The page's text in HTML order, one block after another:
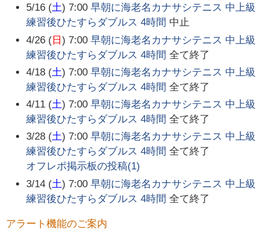
5/16 (土) 7:00 早朝に海老名カナサシテニス 中上級
練習後ひたすらダブルス 4時間 中止
4/26 ( 日) 7:00 早朝に海老名カナサシテニス 中上級
練習後ひたすらダブルス 4時間 全て終了
4/18 (土) 7:00 早朝に海老名カナサシテニス 中上級
練習後ひたすらダブルス 4時間 全て終了
4/11 (土) 7:00 早朝に海老名カナサシテニス 中上級
練習後ひたすらダブルス 4時間 全て終了
3/28 (土) 7:00 早朝に海老名カナサシテニス 中上級
練習後ひたすらダブルス 4時間 全て終了
オフレポ掲示板の投稿(1)
3/14 (土) 7:00 早朝に海老名カナサシテニス 中上級
練習後ひたすらダブルス 4時間 全て終了
アラート機能のご案内